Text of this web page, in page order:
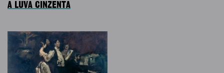
A LUVA CINZENTA